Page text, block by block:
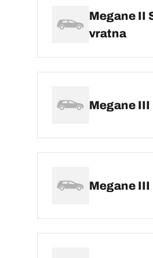
Megane II
vratna
Megane III
Megane